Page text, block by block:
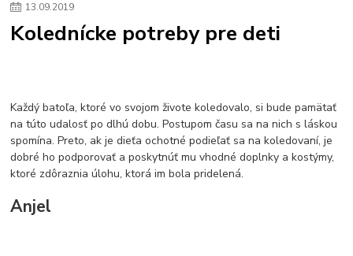
Plyšový macovia
Lego Star Wars
Darčeky na Vianoce 2019
L.O.L. Surprise bábiky
L.O.L. Surprise autíčka
L.O.L. Surprise zvieratká
L.O.L. Surprise hračky
L.O.L. Surprise domčeky
L.O.L. Surprise postavičky
L.O.L. Surprise zberateľské figúrky
L.O.L. OMG Bábiky
13.09.2019
Kolednícke potreby pre deti
Každý batoľa, ktoré vo svojom živote koledovalo, si bude pamätať
na túto udalosť po dlhú dobu. Postupom času sa na nich s láskou
spomína. Preto, ak je dieťa ochotné podieľať sa na koledovaní, je
dobré ho podporovať a poskytnúť mu vhodné doplnky a kostýmy,
ktoré zdôraznia úlohu, ktorá im bola pridelená.
Anjel